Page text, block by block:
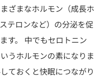
ざまなホルモン（成長ホ
テロンなど）の分泌を促
す。 中でもセロトニン
うホルモンの素になりま
ておくと快眠につながり